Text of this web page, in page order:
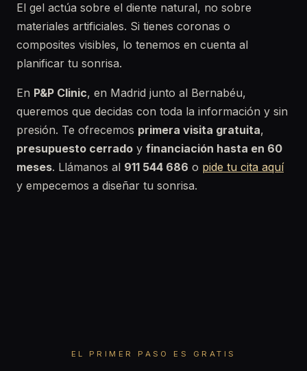
El gel actúa sobre el diente natural, no sobre
materiales artificiales. Si tienes coronas o
composites visibles, lo tenemos en cuenta al
planificar tu sonrisa.
En P&P Clinic, en Madrid junto al Bernabéu,
queremos que decidas con toda la información y sin
presión. Te ofrecemos primera visita gratuita,
presupuesto cerrado y financiación hasta en 60
meses. Llámanos al 911 544 686 o pide tu cita aquí
y empecemos a diseñar tu sonrisa.
EL PRIMER PASO ES GRATIS